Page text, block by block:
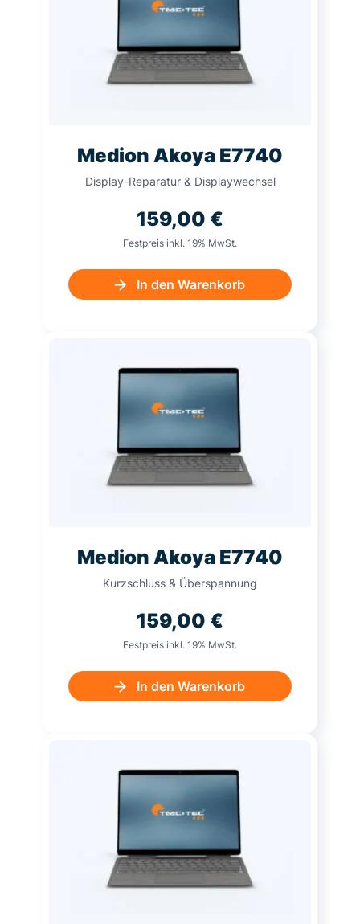
Medion Akoya E7740
Display-Reparatur & Displaywechsel
159,00 €
Festpreis inkl. 19% MwSt.
In den Warenkorb
Medion Akoya E7740
Kurzschluss & Überspannung
159,00 €
Festpreis inkl. 19% MwSt.
In den Warenkorb